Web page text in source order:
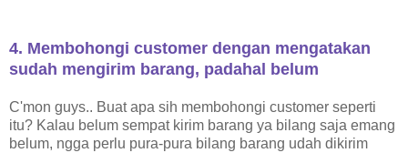
4. Membohongi customer dengan mengatakan
sudah mengirim barang, padahal belum
C'mon guys.. Buat apa sih membohongi customer seperti
itu? Kalau belum sempat kirim barang ya bilang saja emang
belum, ngga perlu pura-pura bilang barang udah dikirim